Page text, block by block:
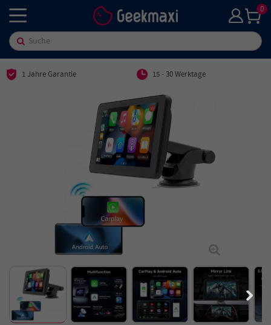
0
1 Jahre Garantie 15 - 30 Werktage